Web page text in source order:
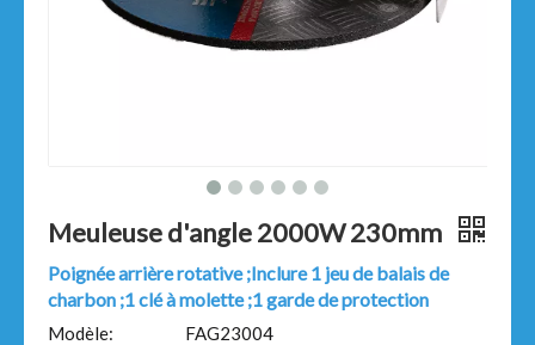
Meuleuse d'angle 2000W 230mm
Poignée arrière rotative ;Inclure 1 jeu de balais de
charbon ;1 clé à molette ;1 garde de protection
Modèle:
FAG23004